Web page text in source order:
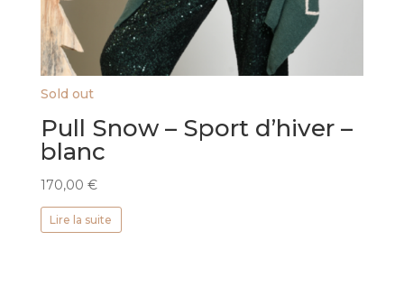
Sold out
Pull Snow – Sport d’hiver –
blanc
170,00 €
Lire la suite